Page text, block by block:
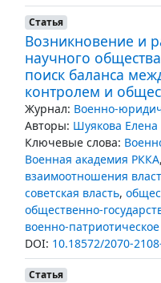
Статья
Возникновение и
научного
поиск баланса
контролем и
Журнал: Военно-
Авторы: Шуякова Елена
Ключевые слова:
Военная академия РККА,
взаимоотношения
советская власть,
общественно-
военно-
DOI: 10.18572/2070-
Статья